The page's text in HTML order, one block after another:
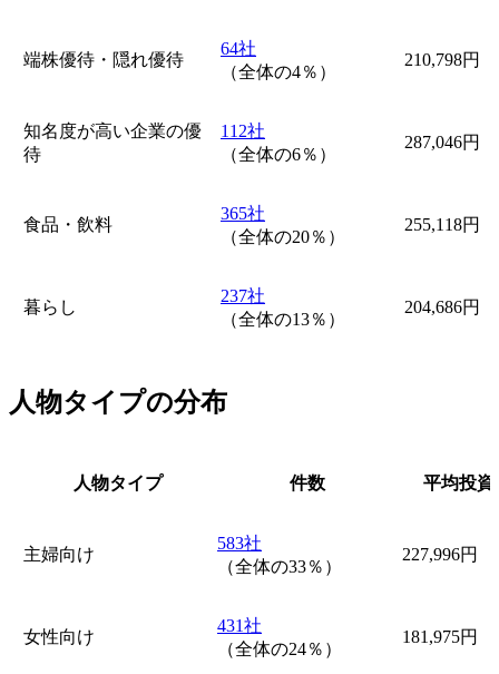
端株優待・隠れ優待
64社
（全体の4％）
210,798円
知名度が高い企業の優
待
112社
（全体の6％）
287,046円
食品・飲料
365社
（全体の20％）
255,118円
暮らし
237社
（全体の13％）
204,686円
人物タイプの分布
人物タイプ 件数 平均投資
主婦向け
583社
（全体の33％）
227,996円
女性向け
431社
（全体の24％）
181,975円